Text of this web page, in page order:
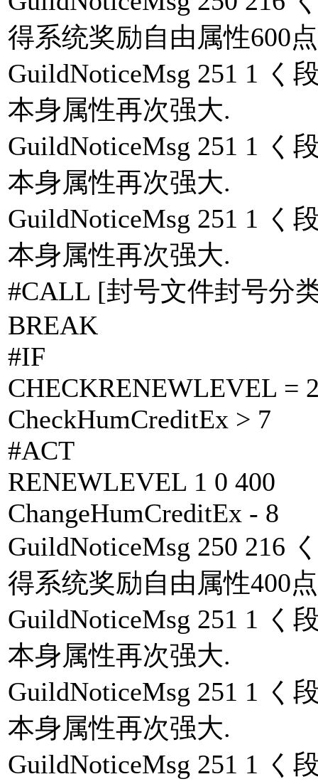
得系统奖励自由属性600
GuildNoticeMsg 251 1 く
本身属性再次强大.
GuildNoticeMsg 251 1 く
本身属性再次强大.
GuildNoticeMsg 251 1 く
本身属性再次强大.
#CALL [封号文件封号分
BREAK
#IF
CHECKRENEWLEVEL =
CheckHumCreditEx > 7
#ACT
RENEWLEVEL 1 0 400
ChangeHumCreditEx - 8
GuildNoticeMsg 250 216
得系统奖励自由属性400
GuildNoticeMsg 251 1 く
本身属性再次强大.
GuildNoticeMsg 251 1 く
本身属性再次强大.
GuildNoticeMsg 251 1 く